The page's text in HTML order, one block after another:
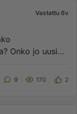
Vastattu 6v
Onko jo uusi
9 170 2